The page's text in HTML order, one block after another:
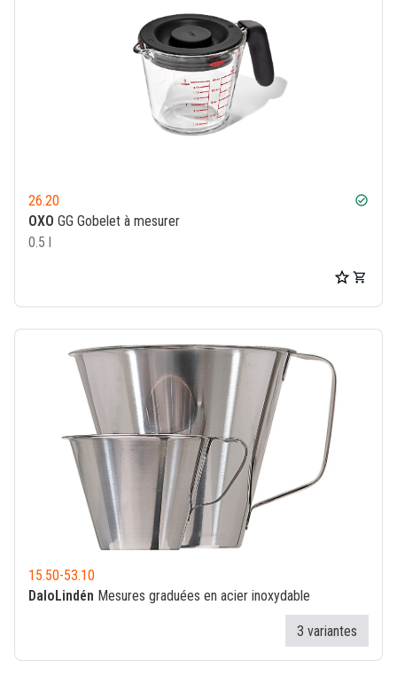
26.20 check_circle
OXO GG Gobelet à mesurer
0.5 l
15.50-53.10
DaloLindén Mesures graduées en acier inoxydable
3 variantes